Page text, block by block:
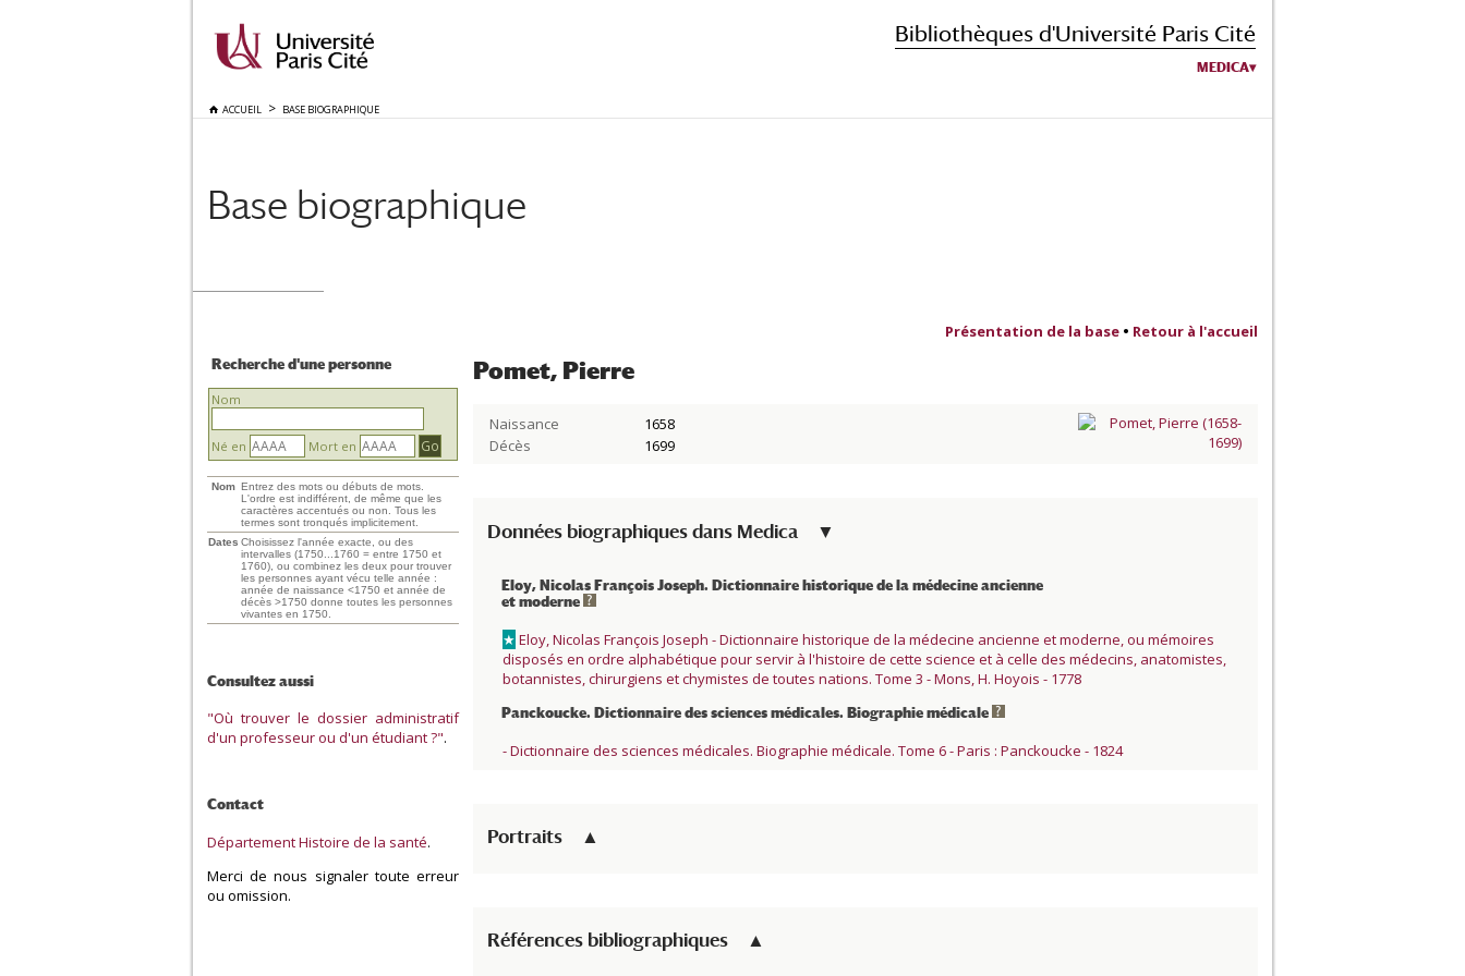
Bibliothèques d'Université Paris Cité
MEDICA
ACCUEIL BASE BIOGRAPHIQUE
Base biographique
Recherche d'une personne
Nom
Né en Mort en
Nom Entrez des mots ou débuts de mots.
L'ordre est indifférent, de même que les
caractères accentués ou non. Tous les
termes sont tronqués implicitement.
Dates Choisissez l'année exacte, ou des
intervalles (1750...1760 = entre 1750 et
1760), ou combinez les deux pour trouver
les personnes ayant vécu telle année :
année de naissance <1750 et année de
décès >1750 donne toutes les personnes
vivantes en 1750.
Consultez aussi
"Où trouver le dossier administratif
d'un professeur ou d'un étudiant ?".
Contact
Département Histoire de la santé.
Merci de nous signaler toute erreur
ou omission.
Présentation de la base • Retour à l'accueil
Pomet, Pierre
Naissance
1658
Décès
1699
Données biographiques dans Medica
Eloy, Nicolas François Joseph. Dictionnaire historique de la médecine ancienne
et moderne
★ Eloy, Nicolas François Joseph - Dictionnaire historique de la médecine ancienne et moderne, ou mémoires
disposés en ordre alphabétique pour servir à l'histoire de cette science et à celle des médecins, anatomistes,
botannistes, chirurgiens et chymistes de toutes nations. Tome 3 - Mons, H. Hoyois - 1778
Panckoucke. Dictionnaire des sciences médicales. Biographie médicale
- Dictionnaire des sciences médicales. Biographie médicale. Tome 6 - Paris : Panckoucke - 1824
Portraits
Références bibliographiques